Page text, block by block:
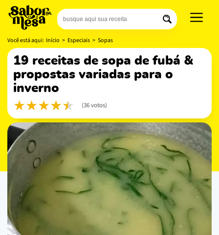
Você está aqui: Início > Especiais > Sopas
19 receitas de sopa de fubá &
propostas variadas para o
inverno
(36 votos)